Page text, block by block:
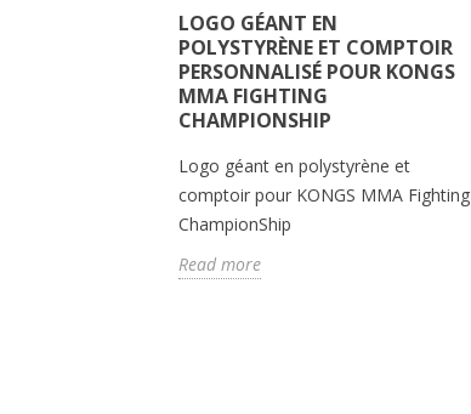
LOGO GÉANT EN
POLYSTYRÈNE ET COMPTOIR
PERSONNALISÉ POUR KONGS
MMA FIGHTING
CHAMPIONSHIP
Logo géant en polystyrène et
comptoir pour KONGS MMA Fighting
ChampionShip
Read more